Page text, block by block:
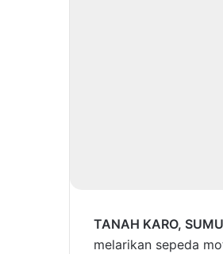
TANAH KARO,
melarikan sepeda